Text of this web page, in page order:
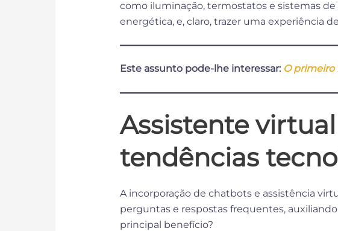
como iluminação, termostatos e sistemas
energética, e, claro, trazer uma experiência
Este assunto pode-lhe interessar: O
Assistente
tendências
A incorporação de chatbots e assistência
perguntas e respostas frequentes,
principal benefício?